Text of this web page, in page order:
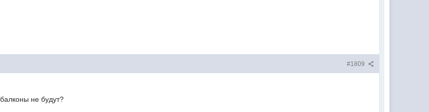
#1809
не будут?